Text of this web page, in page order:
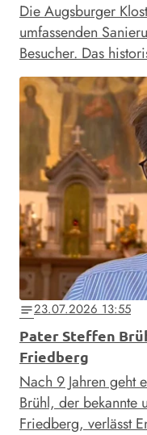
Die Augsburger
umfassenden
Besucher. Das
notes23.07.2026 13:55
Pater Steffen
Friedberg
Nach 9 Jahren geht
Brühl, der bekannte
Friedberg, verlässt